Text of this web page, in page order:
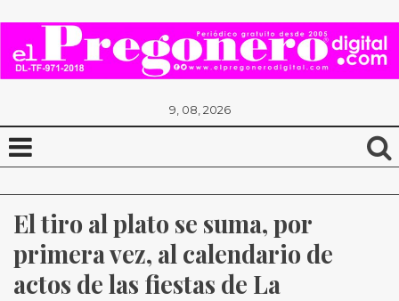
9, 08, 2026
El tiro al plato se suma, por
primera vez, al calendario de
actos de las fiestas de La